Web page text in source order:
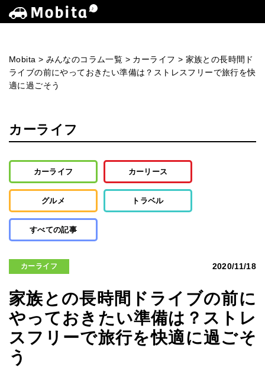
Mobita > みんなのコラム一覧 > カーライフ > 家族との長時間ド
ライブの前にやっておきたい準備は？ストレスフリーで旅行を快
適に過ごそう
カーライフ
カーライフ カーリース
グルメ トラベル
すべての記事
カーライフ 2020/11/18
家族との長時間ドライブの前に
やっておきたい準備は？ストレ
スフリーで旅行を快適に過ごそ
う